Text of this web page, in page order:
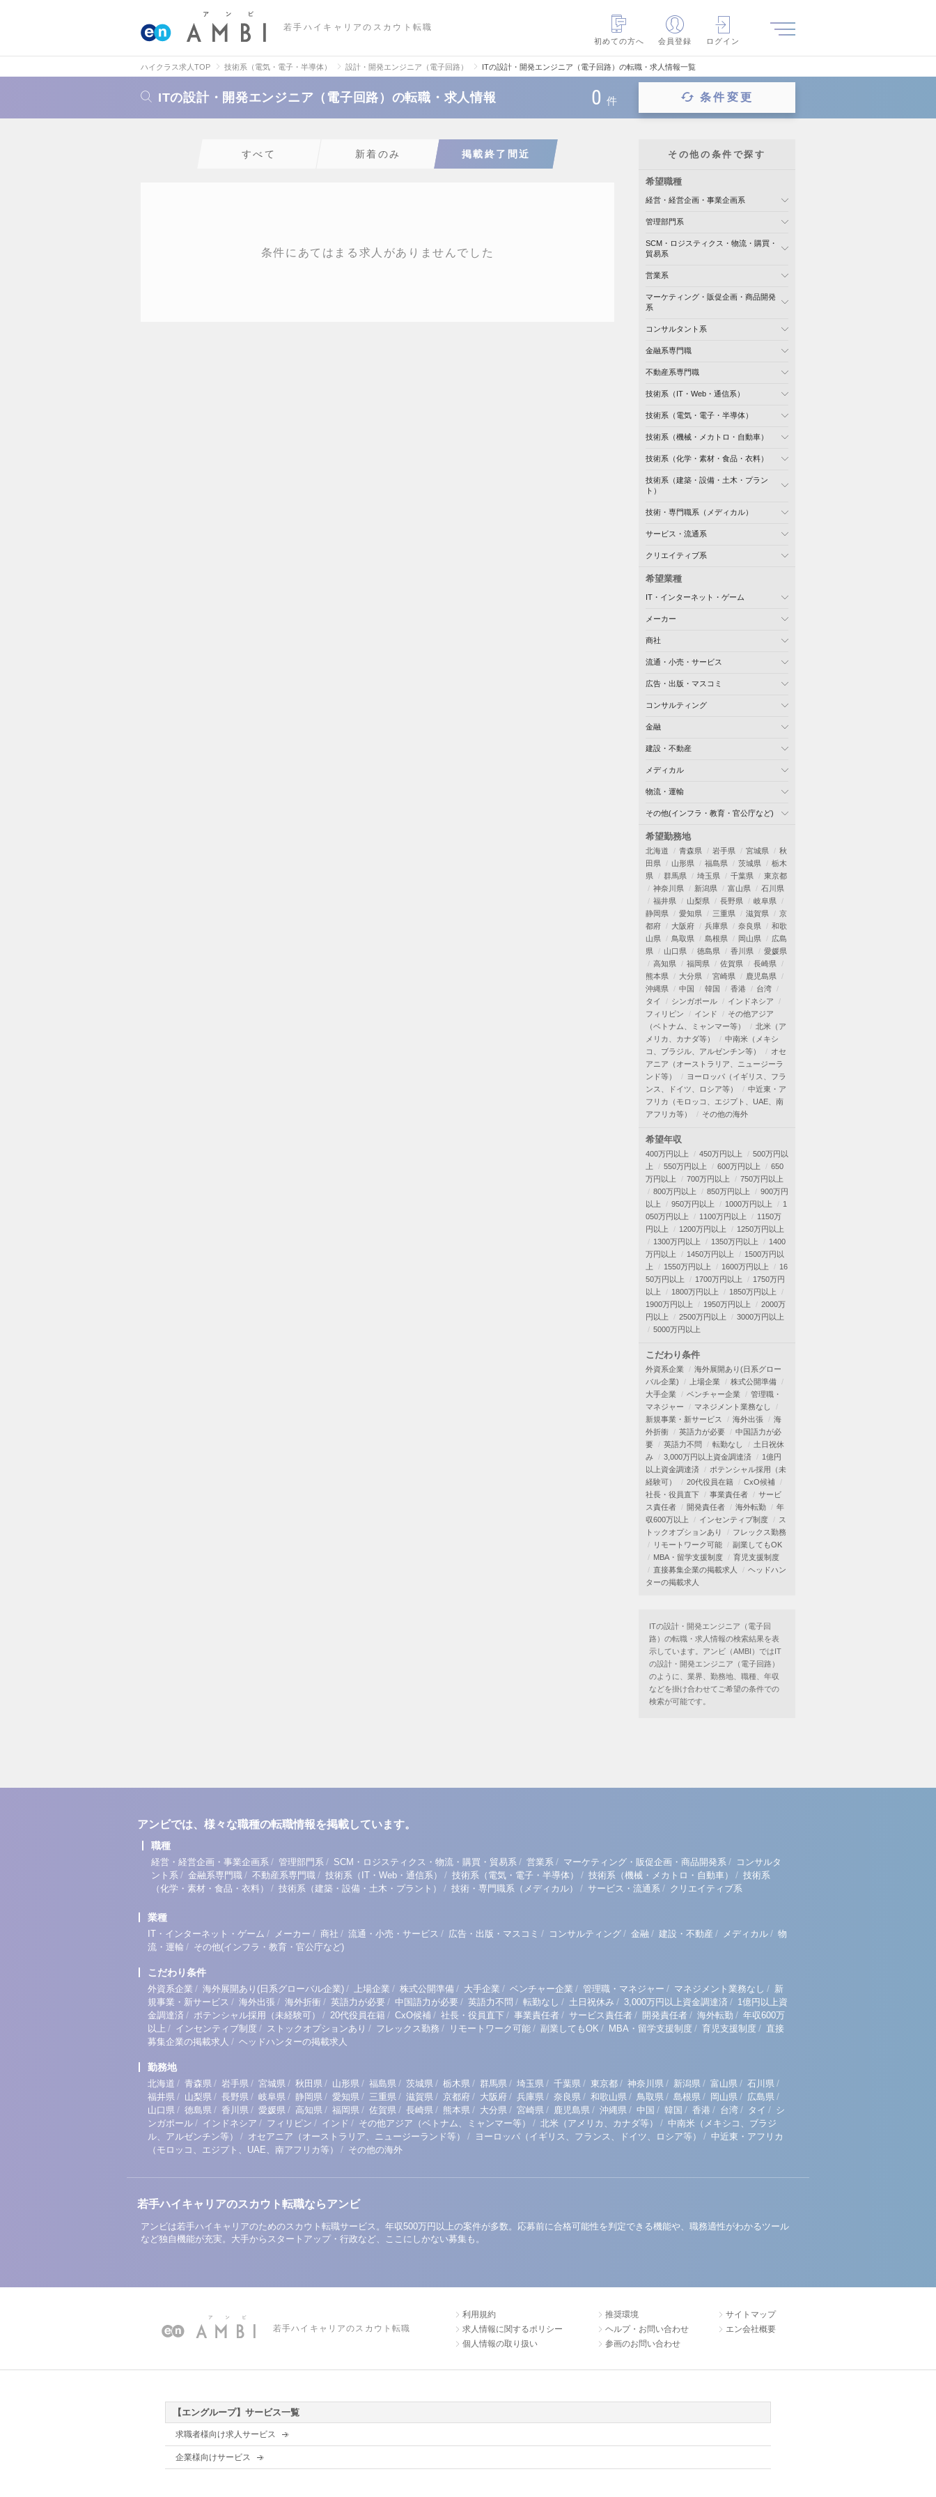
若手ハイキャリアのスカウト転職
初めての方へ
会員登録 ログイン
ハイクラス求人TOP 技術系（電気・電子・半導体） 設計・開発エンジニア（電子回路） ITの設計・開発エンジニア（電子回路）の転職・求人情報一覧
ITの設計・開発エンジニア（電子回路）の転職・求人情報 0 件 条件変更
すべて 新着のみ 掲載終了間近
条件にあてはまる求人がありませんでした
その他の条件で探す
希望職種
経営・経営企画・事業企画系
管理部門系
SCM・ロジスティクス・物流・購買・
貿易系
営業系
マーケティング・販促企画・商品開発
系
コンサルタント系
金融系専門職
不動産系専門職
技術系（IT・Web・通信系）
技術系（電気・電子・半導体）
技術系（機械・メカトロ・自動車）
技術系（化学・素材・食品・衣料）
技術系（建築・設備・土木・プラン
ト）
技術・専門職系（メディカル）
サービス・流通系
クリエイティブ系
希望業種
IT・インターネット・ゲーム
メーカー
商社
流通・小売・サービス
広告・出版・マスコミ
コンサルティング
金融
建設・不動産
メディカル
物流・運輸
その他(インフラ・教育・官公庁など)
希望勤務地
北海道 青森県 岩手県 宮城県
秋
田県
山形県 福島県 茨城県
栃木
県
群馬県 埼玉県 千葉県
東京都
神奈川県
新潟県 富山県
石川県
福井県
山梨県 長野県
岐阜県
静岡県
愛知県 三重県 滋賀県
京
都府
大阪府 兵庫県 奈良県
和歌
山県
鳥取県 島根県 岡山県
広島
県
山口県 徳島県 香川県
愛媛県
高知県
福岡県 佐賀県
長崎県
熊本県
大分県 宮崎県
鹿児島県
沖縄県
中国 韓国 香港
台湾
タイ
シンガポール
インドネシア
フィリピン
インド
その他アジア
（ベトナム、ミャンマー等）
北米（ア
メリカ、カナダ等）
中南米（メキシ
コ、ブラジル、アルゼンチン等）
オセ
アニア（オーストラリア、ニュージーラ
ンド等）
ヨーロッパ（イギリス、フラ
ンス、ドイツ、ロシア等）
中近東・ア
フリカ（モロッコ、エジプト、UAE、南
アフリカ等）
その他の海外
希望年収
400万円以上 450万円以上
500万円以
上
550万円以上 600万円以上
650
万円以上
700万円以上
750万円以上
800万円以上
850万円以上
900万円
以上
950万円以上 1000万円以上
1
050万円以上
1100万円以上
1150万
円以上
1200万円以上
1250万円以上
1300万円以上
1350万円以上
1400
万円以上
1450万円以上
1500万円以
上
1550万円以上 1600万円以上
16
50万円以上
1700万円以上
1750万円
以上
1800万円以上
1850万円以上
1900万円以上
1950万円以上
2000万
円以上
2500万円以上
3000万円以上
5000万円以上
こだわり条件
外資系企業
海外展開あり(日系グロー
バル企業)
上場企業
株式公開準備
大手企業
ベンチャー企業
管理職・
マネジャー
マネジメント業務なし
新規事業・新サービス
海外出張
海
外折衝
英語力が必要
中国語力が必
要
英語力不問 転勤なし
土日祝休
み
3,000万円以上資金調達済
1億円
以上資金調達済
ポテンシャル採用（未
経験可）
20代役員在籍
CxO候補
社長・役員直下
事業責任者
サービ
ス責任者
開発責任者 海外転勤
年
収600万以上
インセンティブ制度
ス
トックオプションあり
フレックス勤務
リモートワーク可能
副業してもOK
MBA・留学支援制度
育児支援制度
直接募集企業の掲載求人
ヘッドハン
ターの掲載求人
ITの設計・開発エンジニア（電子回
路）の転職・求人情報の検索結果を表
示しています。アンビ（AMBI）ではIT
の設計・開発エンジニア（電子回路）
のように、業界、勤務地、職種、年収
などを掛け合わせてご希望の条件での
検索が可能です。
アンビでは、様々な職種の転職情報を掲載しています。
職種
経営・経営企画・事業企画系 / 管理部門系 / SCM・ロジスティクス・物流・購買・貿易系 / 営業系 / マーケティング・販促企画・商品開発系 / コンサルタ
ント系 / 金融系専門職 / 不動産系専門職 / 技術系（IT・Web・通信系） / 技術系（電気・電子・半導体） / 技術系（機械・メカトロ・自動車） / 技術系
（化学・素材・食品・衣料）
/ 技術系（建築・設備・土木・プラント） / 技術・専門職系（メディカル） / サービス・流通系 / クリエイティブ系
業種
IT・インターネット・ゲーム / メーカー / 商社 / 流通・小売・サービス / 広告・出版・マスコミ / コンサルティング / 金融 / 建設・不動産 / メディカル / 物
流・運輸 / その他(インフラ・教育・官公庁など)
こだわり条件
外資系企業 / 海外展開あり(日系グローバル企業) / 上場企業 / 株式公開準備 / 大手企業 / ベンチャー企業 / 管理職・マネジャー / マネジメント業務なし / 新
規事業・新サービス / 海外出張 / 海外折衝 / 英語力が必要 / 中国語力が必要 / 英語力不問 / 転勤なし / 土日祝休み / 3,000万円以上資金調達済 / 1億円以上資
金調達済 / ポテンシャル採用（未経験可） / 20代役員在籍 / CxO候補 / 社長・役員直下 / 事業責任者 / サービス責任者 / 開発責任者 / 海外転勤 / 年収600万
以上 / インセンティブ制度 / ストックオプションあり / フレックス勤務 / リモートワーク可能 / 副業してもOK / MBA・留学支援制度 / 育児支援制度 / 直接
募集企業の掲載求人 / ヘッドハンターの掲載求人
勤務地
北海道 / 青森県 / 岩手県 / 宮城県 / 秋田県 / 山形県 / 福島県 / 茨城県 / 栃木県 / 群馬県 / 埼玉県 / 千葉県 / 東京都 / 神奈川県 / 新潟県 / 富山県 / 石川県 /
福井県 / 山梨県 / 長野県 / 岐阜県 / 静岡県 / 愛知県 / 三重県 / 滋賀県 / 京都府 / 大阪府 / 兵庫県 / 奈良県 / 和歌山県 / 鳥取県 / 島根県 / 岡山県 / 広島県 /
山口県 / 徳島県 / 香川県 / 愛媛県 / 高知県 / 福岡県 / 佐賀県 / 長崎県 / 熊本県 / 大分県 / 宮崎県 / 鹿児島県 / 沖縄県 / 中国 / 韓国 / 香港 / 台湾 / タイ / シ
ンガポール / インドネシア / フィリピン / インド / その他アジア（ベトナム、ミャンマー等） / 北米（アメリカ、カナダ等） / 中南米（メキシコ、ブラジ
ル、アルゼンチン等）
/ オセアニア（オーストラリア、ニュージーランド等） / ヨーロッパ（イギリス、フランス、ドイツ、ロシア等） / 中近東・アフリカ
（モロッコ、エジプト、UAE、南アフリカ等）
/ その他の海外
若手ハイキャリアのスカウト転職ならアンビ
アンビは若手ハイキャリアのためのスカウト転職サービス。年収500万円以上の案件が多数。応募前に合格可能性を判定できる機能や、職務適性がわかるツール
など独自機能が充実。大手からスタートアップ・行政など、ここにしかない募集も。
若手ハイキャリアのスカウト転職
利用規約
求人情報に関するポリシー
個人情報の取り扱い
推奨環境
ヘルプ・お問い合わせ
参画のお問い合わせ
サイトマップ
エン会社概要
【エングループ】サービス一覧
求職者様向け求人サービス
企業様向けサービス